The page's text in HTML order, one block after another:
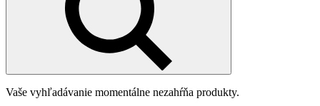
Vaše vyhľadávanie momentálne nezahŕňa produkty.